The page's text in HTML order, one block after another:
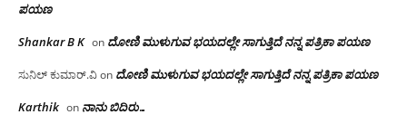
ಪಯಣ
Shankar B K on ದೋಣಿ ಮುಳುಗುವ ಭಯದಲ್ಲೇ ಸಾಗುತ್ತಿದೆ ನನ್ನ ಪತ್ರಿಕಾ ಪಯಣ
ಸುನಿಲ್ ಕುಮಾರ್.ವಿon ದೋಣಿ ಮುಳುಗುವ ಭಯದಲ್ಲೇ ಸಾಗುತ್ತಿದೆ ನನ್ನ ಪತ್ರಿಕಾ ಪಯಣ
Karthik on ನಾನು ಬಿದಿರು…